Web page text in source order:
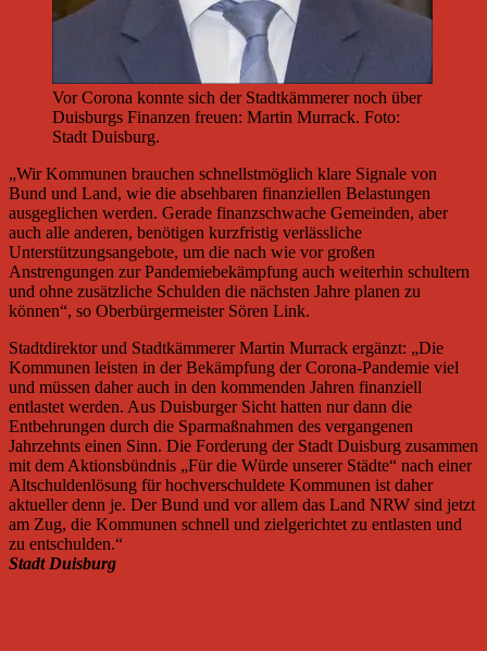
Vor Corona konnte sich der Stadtkämmerer noch über
Duisburgs Finanzen freuen: Martin Murrack. Foto:
Stadt Duisburg.
„Wir Kommunen brauchen schnellstmöglich klare Signale von
Bund und Land, wie die absehbaren finanziellen Belastungen
ausgeglichen werden. Gerade finanzschwache Gemeinden, aber
auch alle anderen, benötigen kurzfristig verlässliche
Unterstützungsangebote, um die nach wie vor großen
Anstrengungen zur Pandemiebekämpfung auch weiterhin schultern
und ohne zusätzliche Schulden die nächsten Jahre planen zu
können“, so Oberbürgermeister Sören Link.
Stadtdirektor und Stadtkämmerer Martin Murrack ergänzt: „Die
Kommunen leisten in der Bekämpfung der Corona-Pandemie viel
und müssen daher auch in den kommenden Jahren finanziell
entlastet werden. Aus Duisburger Sicht hatten nur dann die
Entbehrungen durch die Sparmaßnahmen des vergangenen
Jahrzehnts einen Sinn. Die Forderung der Stadt Duisburg zusammen
mit dem Aktionsbündnis „Für die Würde unserer Städte“ nach einer
Altschuldenlösung für hochverschuldete Kommunen ist daher
aktueller denn je. Der Bund und vor allem das Land NRW sind jetzt
am Zug, die Kommunen schnell und zielgerichtet zu entlasten und
zu entschulden.“
Stadt Duisburg